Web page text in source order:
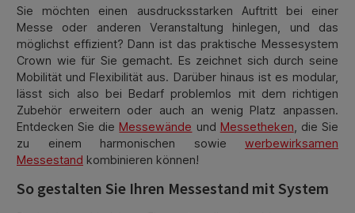
Sie möchten einen ausdrucksstarken Auftritt bei einer
Messe oder anderen Veranstaltung hinlegen, und das
möglichst effizient? Dann ist das praktische Messesystem
Crown wie für Sie gemacht. Es zeichnet sich durch seine
Mobilität und Flexibilität aus. Darüber hinaus ist es modular,
lässt sich also bei Bedarf problemlos mit dem richtigen
Zubehör erweitern oder auch an wenig Platz anpassen.
Entdecken Sie dieMessewände und Messetheken , die Sie
zu einem harmonischen sowie werbewirksamen
Messestand kombinieren können!
So gestalten Sie Ihren Messestand mit System